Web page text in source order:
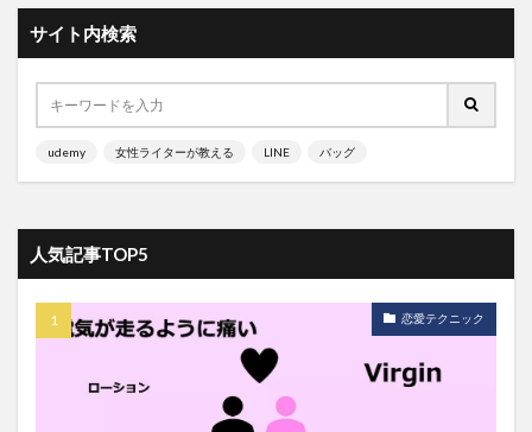
サイト内検索
udemy 女性ライターが教える LINE バッグ
人気記事TOP5
恋愛テクニック